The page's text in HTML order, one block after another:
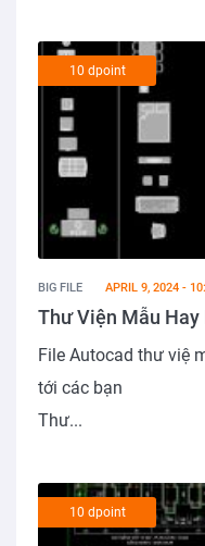
10 dpoint
BIG FILE APRIL 9, 2024 -
Thư Viện Mẫu Hay
File Autocad thư việ
tới các bạn
Thư...
10 dpoint